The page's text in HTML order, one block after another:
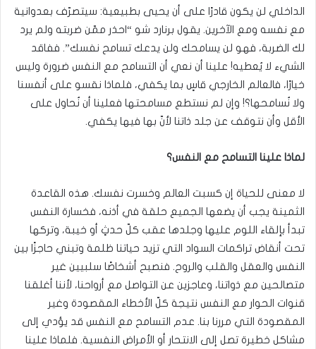
الداخلي لن يكون قادرًا على أن يحيى بطبيعية: سيتصرّف بعدوانية
مع نفسه ومع الآخرين. يقول برنارد شو “احذر ممّن ضربته ولم يرد
لك الضربة، فهو لن يسامحك ولن يدعك تسامح نفسك”. ففاقد
الشيء لا يُعطيه! علينا أن نعي أن التسامح مع النفس ضرورة وليس
خيارًا، فالعالم الخارجي قاسٍ بما يكفي، فلماذا نقسو على أنفسنا
ولا نُسامحها؟! وإن لم نستطع مسامحتها فعلينا أن نُحاول على
الأقل وأن نتوقف عن جلد ذاتنا لأنّ بها فيها يكفي.
لماذا علينا التسامح مع النفس؟
لا معنى للحياة إن كسبت العالم وخسرت نفسك. هذه القاعدة
الثمينة يجب أن يضعها الجميع حلقة في أذنه، فخسارة النفس
تبدأ بإلقاء اللوم عليها وجلدها عقب كلّ حدثٍ أو خيبة، وتركها
تحت أنقاض تراكمات السواد التي تزيد حياتنا ظلمة وتبني حاجزًا بين
النفس والعقل والقلب والروح. فنصبح أشخاصًا سلبيين غير
متصالحين مع ذواتنا، وعاجزين عن التواصل مع أرواحنا، لأننا أغلقنا
قنوات الحوار مع النفس نتيجة كلّ الأخطاء المقصودة وغير
المقصودة التي مررنا بنا. عدم التسامح مع النفس قد يؤدي إلى
مشاكل خطيرة تصل إلى الانتحار أو الأمراض النفسية. فلماذا علينا